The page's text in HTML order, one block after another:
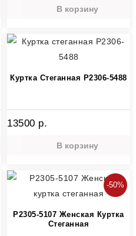
В корзину
Куртка Стеганная P2306-5488
13500 р.
В корзину
-50%
P2305-5107 Женская Куртка
Стеганная